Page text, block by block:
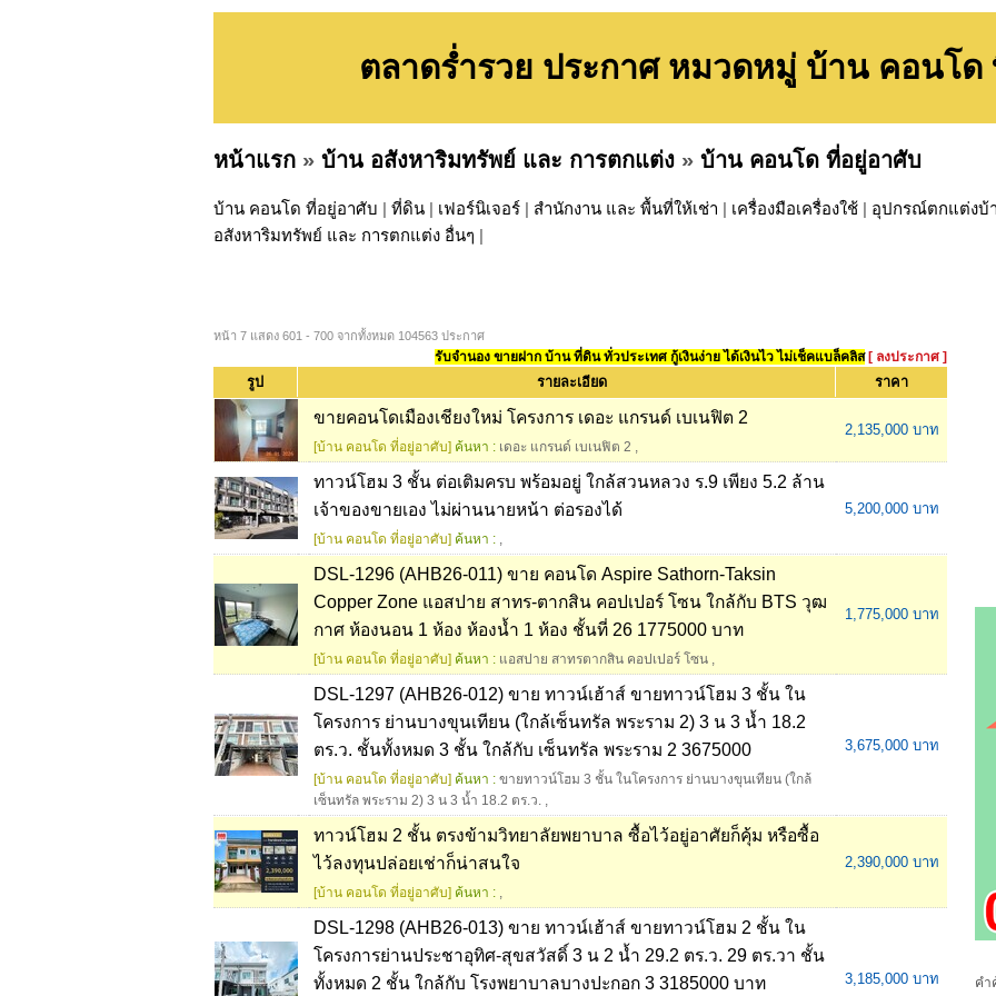
ตลาดร่ำรวย ประกาศ หมวดหมู่ บ้าน คอนโด
หน้าแรก » บ้าน อสังหาริมทรัพย์ และ การตกแต่ง » บ้าน คอนโด ที่อยู่อาศับ
บ้าน คอนโด ที่อยู่อาศับ | ที่ดิน | เฟอร์นิเจอร์ | สำนักงาน และ พื้นที่ให้เช่า | เครื่องมือเครื่องใช้ | อุปกรณ์ตกแต่งบ้
อสังหาริมทรัพย์ และ การตกแต่ง อื่นๆ |
หน้า 7 แสดง 601 - 700 จากทั้งหมด 104563 ประกาศ
รับจำนอง ขายฝาก บ้าน ที่ดิน ทั่วประเทศ กู้เงินง่าย ได้เงินไว ไม่เช็คแบล็คลิส [ ลงประกาศ ]
รูป รายละเอียด ราคา
ขายคอนโดเมืองเชียงใหม่ โครงการ เดอะ แกรนด์ เบเนฟิต 2
[บ้าน คอนโด ที่อยู่อาศับ] ค้นหา : เดอะ แกรนด์ เบเนฟิต 2 ,
2,135,000 บาท
ทาวน์โฮม 3 ชั้น ต่อเติมครบ พร้อมอยู่ ใกล้สวนหลวง ร.9 เพียง 5.2 ล้าน
เจ้าของขายเอง ไม่ผ่านนายหน้า ต่อรองได้
[บ้าน คอนโด ที่อยู่อาศับ] ค้นหา : ,
5,200,000 บาท
DSL-1296 (AHB26-011) ขาย คอนโด Aspire Sathorn-Taksin
Copper Zone แอสปาย สาทร-ตากสิน คอปเปอร์ โซน ใกล้กับ BTS วุฒ
กาศ ห้องนอน 1 ห้อง ห้องน้ำ 1 ห้อง ชั้นที่ 26 1775000 บาท
[บ้าน คอนโด ที่อยู่อาศับ] ค้นหา : แอสปาย สาทรตากสิน คอปเปอร์ โซน ,
1,775,000 บาท
DSL-1297 (AHB26-012) ขาย ทาวน์เฮ้าส์ ขายทาวน์โฮม 3 ชั้น ใน
โครงการ ย่านบางขุนเทียน (ใกล้เซ็นทรัล พระราม 2) 3 น 3 น้ำ 18.2
ตร.ว. ชั้นทั้งหมด 3 ชั้น ใกล้กับ เซ็นทรัล พระราม 2 3675000
[บ้าน คอนโด ที่อยู่อาศับ] ค้นหา : ขายทาวน์โฮม 3 ชั้น ในโครงการ ย่านบางขุนเทียน (ใกล้
เซ็นทรัล พระราม 2) 3 น 3 น้ำ 18.2 ตร.ว. ,
3,675,000 บาท
ทาวน์โฮม 2 ชั้น ตรงข้ามวิทยาลัยพยาบาล ซื้อไว้อยู่อาศัยก็คุ้ม หรือซื้อ
ไว้ลงทุนปล่อยเช่าก็น่าสนใจ
[บ้าน คอนโด ที่อยู่อาศับ] ค้นหา : ,
2,390,000 บาท
DSL-1298 (AHB26-013) ขาย ทาวน์เฮ้าส์ ขายทาวน์โฮม 2 ชั้น ใน
โครงการย่านประชาอุทิศ-สุขสวัสดิ์ 3 น 2 น้ำ 29.2 ตร.ว. 29 ตร.วา ชั้น
ทั้งหมด 2 ชั้น ใกล้กับ โรงพยาบาลบางปะกอก 3 3185000 บาท
3,185,000 บาท คำ